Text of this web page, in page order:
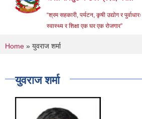
“श्रम सहकारी, पर्यटन, कृषी उद्योग र
स्वास्थ्य र शिक्षा एक घर एक रोजगार”
You are here
Home » युवराज शर्मा
युवराज शर्मा